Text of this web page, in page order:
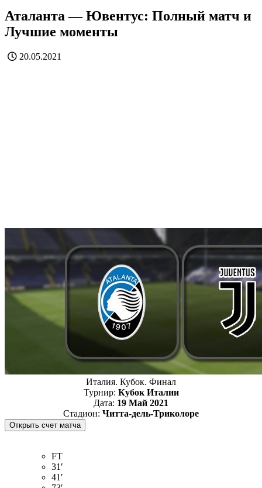
Аталанта — Ювентус: Полный матч и
Лучшие моменты
20.05.2021
Италия. Кубок. Финал
Турнир: Кубок Италии
Дата: 19 Май 2021
Стадион: Читта-дель-Триколоре
FT
31′
41′